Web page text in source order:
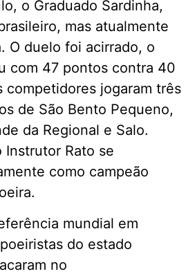
o Graduado Sardinha,
mas atualmente
O duelo foi acirrado, o
com 47 pontos contra 40
competidores jogaram três
de São Bento Pequeno,
da Regional e Salo.
Instrutor Rato se
como campeão
mundial em
do estado
no